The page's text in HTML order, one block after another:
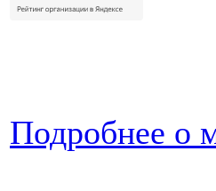
Подробнее о